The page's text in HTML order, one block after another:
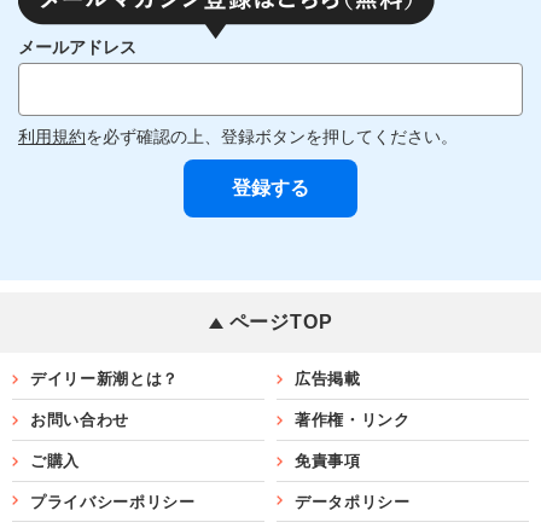
メールアドレス
利用規約を必ず確認の上、登録ボタンを押してください。
ページTOP
デイリー新潮とは？ 広告掲載
お問い合わせ 著作権・リンク
ご購入 免責事項
プライバシーポリシー データポリシー